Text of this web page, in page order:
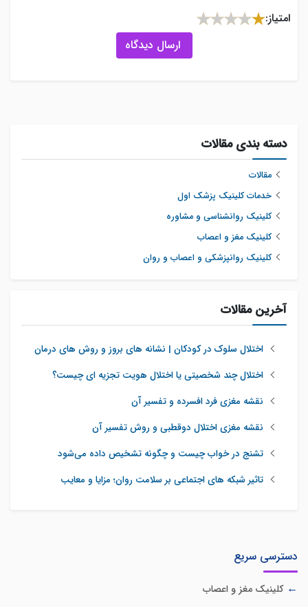
امتیاز:
ارسال دیدگاه
دسته بندی مقالات
مقالات
خدمات کلینیک پزشک اول
کلینیک روانشناسی و مشاوره
کلینیک مغز و اعصاب
کلینیک روانپزشکی و اعصاب و روان
آخرین مقالات
اختلال سلوک در کودکان | نشانه های بروز و روش های درمان
اختلال چند شخصیتی یا اختلال هویت تجزیه ای چیست؟
نقشه مغزی فرد افسرده و تفسیر آن
نقشه مغزی اختلال دوقطبی و روش تفسیر آن
تشنج در خواب چیست و چگونه تشخیص داده می‌شود
تاثیر شبکه‌ های اجتماعی بر سلامت روان؛ مزایا و معایب
دسترسی سریع
کلینیک مغز و اعصاب